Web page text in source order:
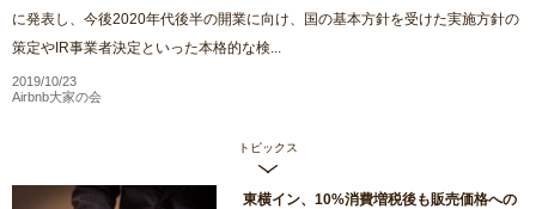
に発表し、今後2020年代後半の開業に向け、国の基本方針を受けた実施方針の
策定やIR事業者決定といった本格的な検...
2019/10/23
Airbnb大家の会
トピックス
東横イン、10%消費増税後も販売価格への